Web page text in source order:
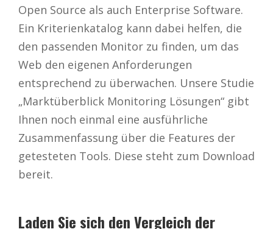
Open Source als auch Enterprise Software.
Ein Kriterienkatalog kann dabei helfen, die
den passenden Monitor zu finden, um das
Web den eigenen Anforderungen
entsprechend zu überwachen. Unsere Studie
„Marktüberblick Monitoring Lösungen“ gibt
Ihnen noch einmal eine ausführliche
Zusammenfassung über die Features der
getesteten Tools. Diese steht zum Download
bereit.
Laden Sie sich den Vergleich der